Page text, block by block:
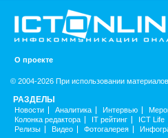
О проекте
© 2004-2026 При использовании
РАЗДЕЛЫ
Новости Аналитика Интервью
Колонка редактора
IT рейтинг ICT Life
Релизы
Видео Фотогалерея